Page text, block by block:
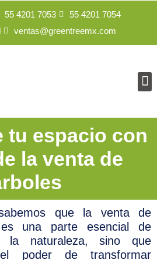
55 4201 7053
55 4201 7054
ventas@greentreemx.com
tu espacio con
la venta de
que la venta de
una parte esencial de
la naturaleza, sino que
poder de transformar